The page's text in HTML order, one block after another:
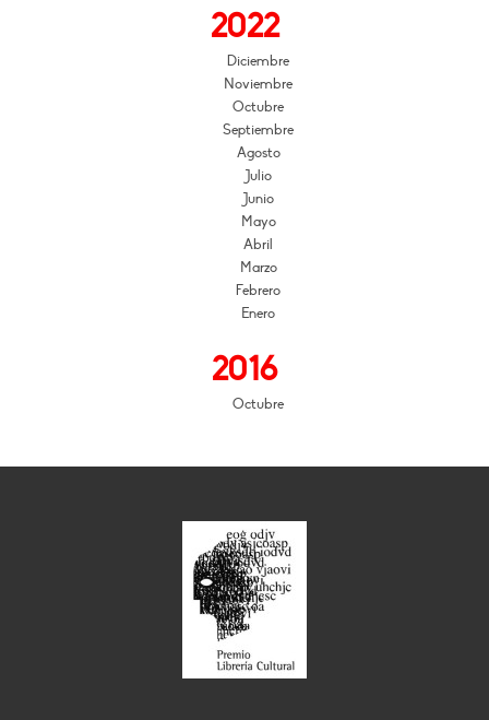
2022
Diciembre
Noviembre
Octubre
Septiembre
Agosto
Julio
Junio
Mayo
Abril
Marzo
Febrero
Enero
2016
Octubre